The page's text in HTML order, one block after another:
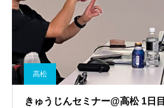
高松
きゅうじんセミナー@高松 1日目